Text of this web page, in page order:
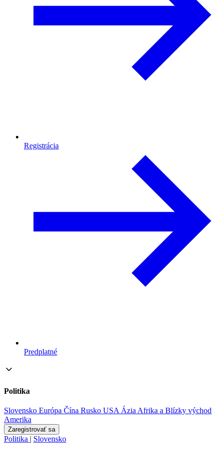
Registrácia
Predplatné
Politika
Slovensko Európa Čína Rusko USA ÁziaAfrika a Blízky východ
Amerika
Zaregistrovať sa
Politika | Slovensko